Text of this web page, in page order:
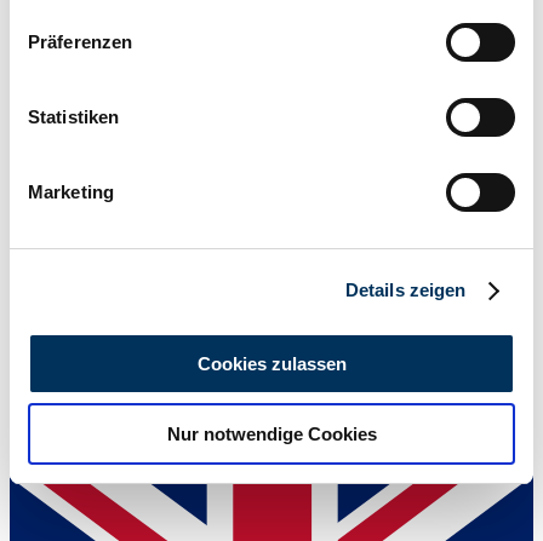
Informationen über Ihre geografische Lage
können
bestimmten Merkmalen (Fingerprinting) identifizieren
Erfahren Sie mehr darüber, wie Ihre persönlichen Daten
analysieren. Außerdem geben wir Informationen zu Ihrer
Verwendung unserer Website an unsere Partner für
soziale Medien, Werbung und Analysen weiter. Unsere
Partner führen diese Informationen möglicherweise mit
weiteren Daten zusammen, die Sie ihnen bereitgestellt
Präferenzen
Statistiken
Marketing
Details zeigen
Cookies zulassen
Nur notwendige Cookies
Dealer